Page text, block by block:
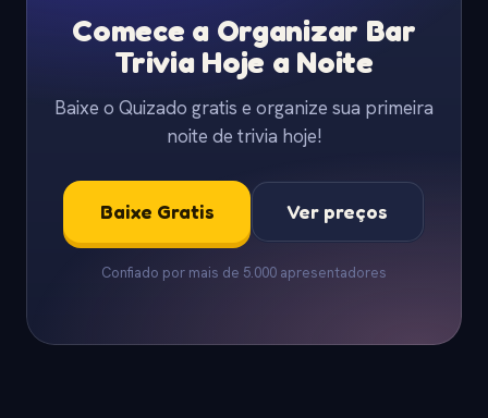
Comece a Organizar Bar
Trivia Hoje a Noite
Baixe o Quizado gratis e organize sua primeira
noite de trivia hoje!
Baixe Gratis Ver preços
Confiado por mais de 5.000 apresentadores